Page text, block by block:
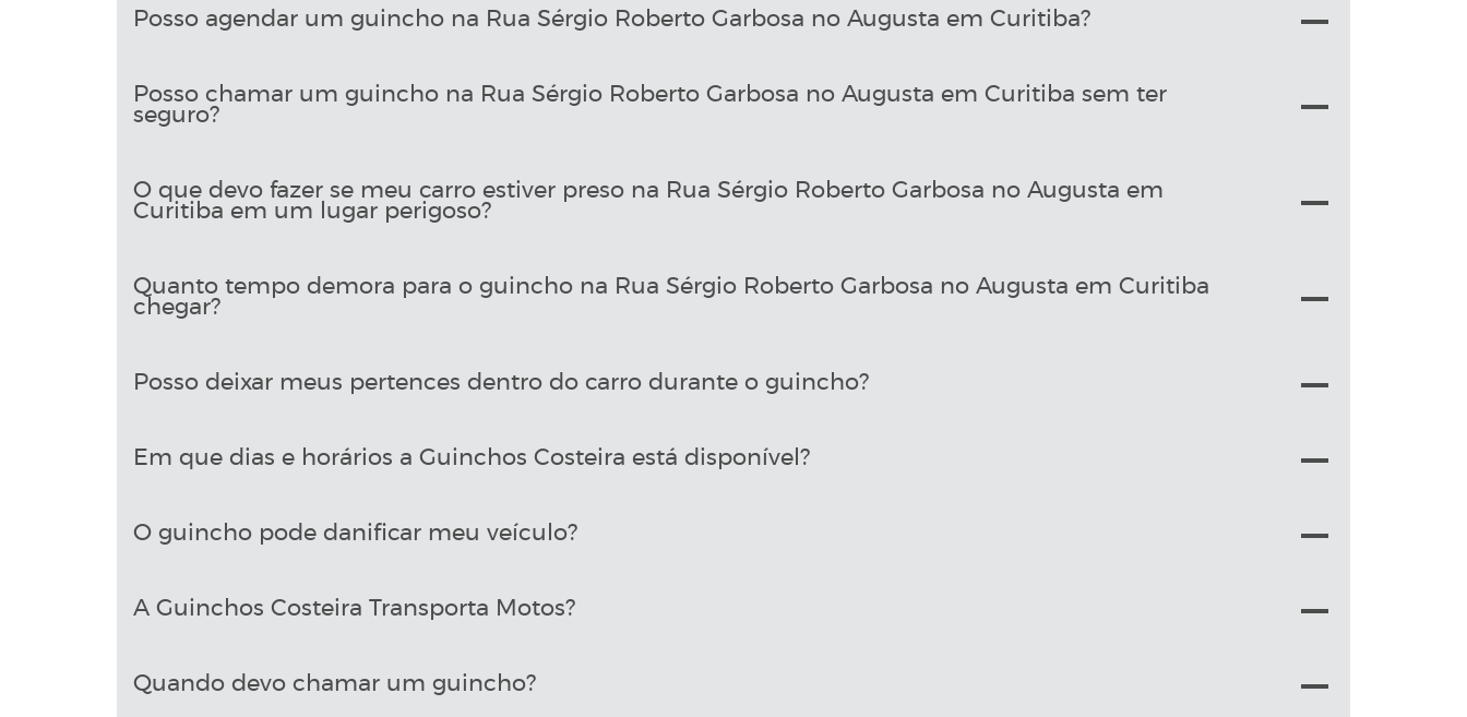
Posso agendar um guincho na Rua Sérgio Roberto Garbosa no Augusta em Curitiba?
Posso chamar um guincho na Rua Sérgio Roberto Garbosa no Augusta em Curitiba sem ter
seguro?
O que devo fazer se meu carro estiver preso na Rua Sérgio Roberto Garbosa no Augusta em
Curitiba em um lugar perigoso?
Quanto tempo demora para o guincho na Rua Sérgio Roberto Garbosa no Augusta em Curitiba
chegar?
Posso deixar meus pertences dentro do carro durante o guincho?
Em que dias e horários a Guinchos Costeira está disponível?
O guincho pode danificar meu veículo?
A Guinchos Costeira Transporta Motos?
Quando devo chamar um guincho?